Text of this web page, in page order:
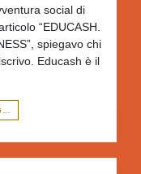
social di
“EDUCASH.
spiegavo chi
Educash è il